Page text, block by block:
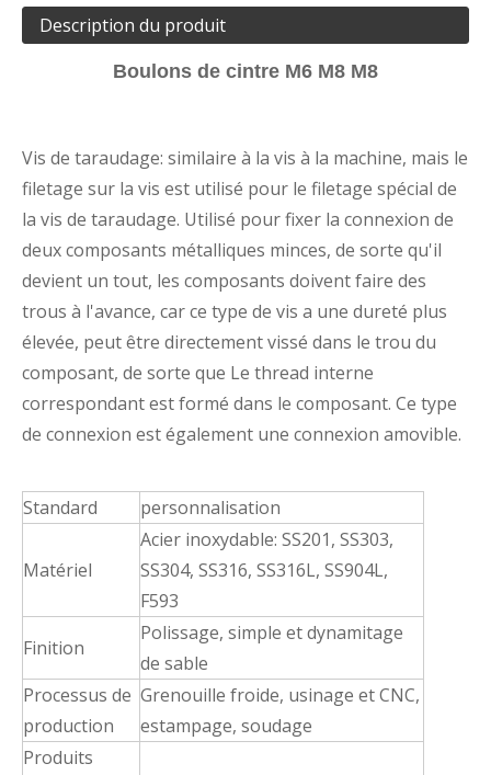
Description du produit
Boulons de cintre M6 M8 M8
Vis de taraudage: similaire à la vis à la machine, mais le
filetage sur la vis est utilisé pour le filetage spécial de
la vis de taraudage. Utilisé pour fixer la connexion de
deux composants métalliques minces, de sorte qu'il
devient un tout, les composants doivent faire des
trous à l'avance, car ce type de vis a une dureté plus
élevée, peut être directement vissé dans le trou du
composant, de sorte que Le thread interne
correspondant est formé dans le composant. Ce type
de connexion est également une connexion amovible.
Standard personnalisation
Matériel
Acier inoxydable: SS201, SS303,
SS304, SS316, SS316L, SS904L,
F593
Finition
Polissage, simple et dynamitage
de sable
Processus de
production
Grenouille froide, usinage et CNC,
estampage, soudage
Produits